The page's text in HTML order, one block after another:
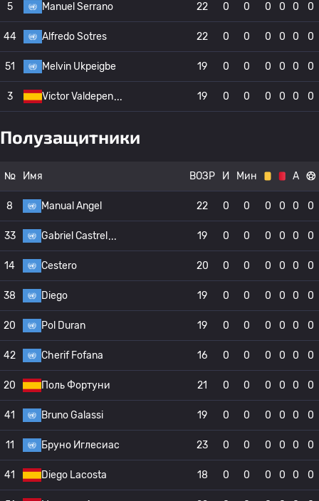
5 Manuel Serrano 22 0 0 0 0 0 0
44 Alfredo Sotres 22 0 0 0 0 0 0
51 Melvin Ukpeigbe 19 0 0 0 0 0 0
3 Victor Valdepen 19 0 0 0 0 0 0
Полузащитники
№ Имя ВОЗР И Мин А
8 Manual Angel 22 0 0 0 0 0 0
33 Gabriel Castrel 19 0 0 0 0 0 0
14 Cestero 20 0 0 0 0 0 0
38 Diego 19 0 0 0 0 0 0
20 Pol Duran 19 0 0 0 0 0 0
42 Cherif Fofana 16 0 0 0 0 0 0
20 Поль Фортуни 21 0 0 0 0 0 0
41 Bruno Galassi 19 0 0 0 0 0 0
11 Бруно Иглесиас 23 0 0 0 0 0 0
41 Diego Lacosta 18 0 0 0 0 0 0